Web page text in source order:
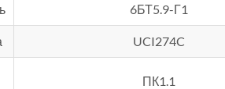
6БТ5.9-Г1
UCI274C
ПК1.1